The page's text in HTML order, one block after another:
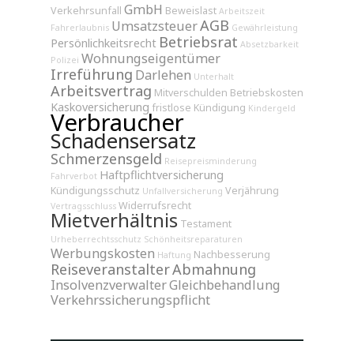
Verkehrsunfall GmbH Beweislast Arbeitszeit
Fahrerlaubnis UmsatzsteuerAGB Gewährleistung
Persönlichkeitsrecht Betriebsrat Absetzbarkeit
Polizei Wohnungseigentümer
Irreführung Darlehen Unterhalt
Arbeitsvertrag Mitverschulden Betriebskosten
Kaskoversicherung fristlose Kündigung Kindergeld
Verbraucher
Schadensersatz
Schmerzensgeld Reisepreisminderung
Fahrverbot Haftpflichtversicherung
Kündigungsschutz Unfallversicherung Verjährung
Vertragsschluss Widerrufsrecht
Mietverhältnis Testament
Urheberrechtsschutz Schönheitsreparaturen
Werbungskosten Haftung Nachbesserung
ReiseveranstalterAbmahnung
InsolvenzverwalterGleichbehandlung
Verkehrssicherungspflicht